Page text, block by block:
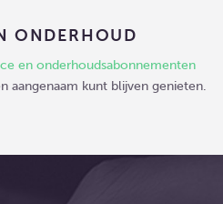
ONDERHOUD
en onderhoudsabonnementen
aangenaam kunt blijven genieten.